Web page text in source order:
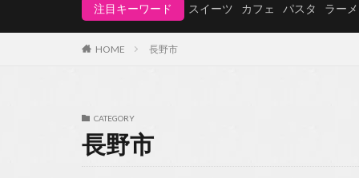
注目キーワード スイーツ カフェ パスタ ラー
HOME 長野市
CATEGORY
長野市